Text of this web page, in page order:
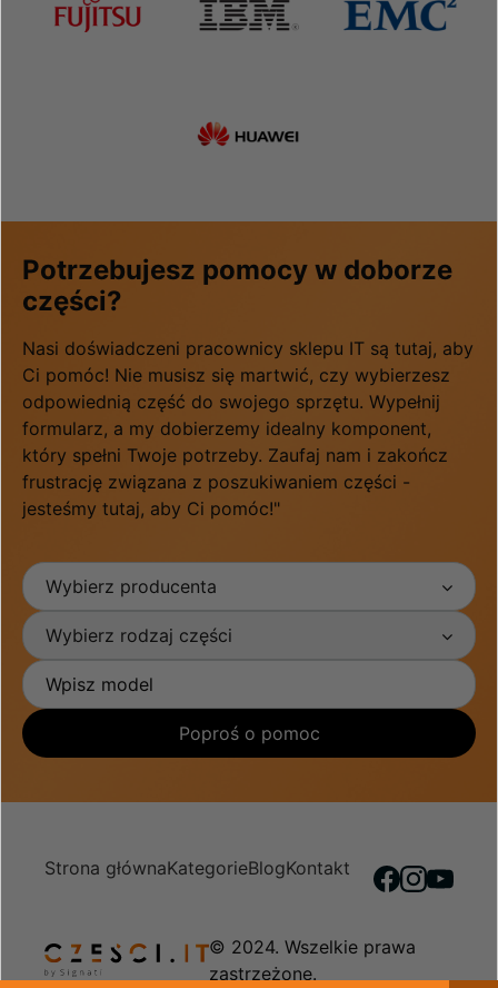
Potrzebujesz pomocy w doborze
części?
Nasi doświadczeni pracownicy sklepu IT są tutaj, aby
Ci pomóc! Nie musisz się martwić, czy wybierzesz
odpowiednią część do swojego sprzętu. Wypełnij
formularz, a my dobierzemy idealny komponent,
który spełni Twoje potrzeby. Zaufaj nam i zakończ
frustrację związana z poszukiwaniem części -
jesteśmy tutaj, aby Ci pomóc!"
Wybierz producenta
Wybierz rodzaj części
Poproś o pomoc
Strona głównaKategorieBlogKontakt
© 2024. Wszelkie prawa
zastrzeżone.